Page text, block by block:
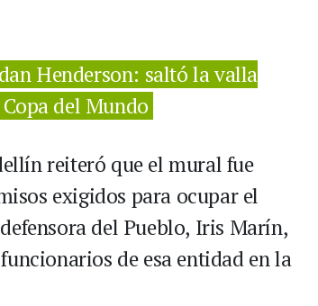
Henderson: saltó la valla
del Mundo
reiteró que el mural fue
exigidos para ocupar el
del Pueblo, Iris Marín,
de esa entidad en la